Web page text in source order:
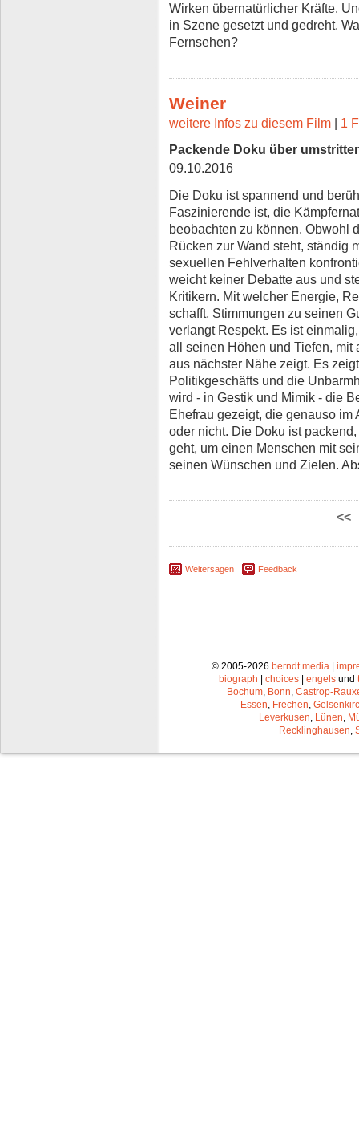
Wirken übernatürlicher Kräfte.
in Szene gesetzt und gedreht.
Fernsehen?
Weiner
weitere Infos zu diesem Film | 1
Packende Doku über
09.10.2016
Die Doku ist spannend und
Faszinierende ist, die
beobachten zu können. Obwohl
Rücken zur Wand steht, ständig
sexuellen Fehlverhalten
weicht keiner Debatte aus und
Kritikern. Mit welcher Energie,
schafft, Stimmungen zu seinen
verlangt Respekt. Es ist
all seinen Höhen und Tiefen,
aus nächster Nähe zeigt. Es
Politikgeschäfts und die
wird - in Gestik und Mimik - die
Ehefrau gezeigt, die genauso im
oder nicht. Die Doku ist
geht, um einen Menschen mit
seinen Wünschen und Zielen.
<<
Weitersagen Feedback
© 2005-2026 berndt media |
biograph | choices | engels und
Bochum Bonn Castrop-
Essen Frechen
Leverkusen Lünen
Recklinghausen